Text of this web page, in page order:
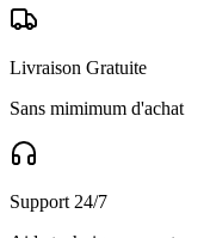
Livraison Gratuite
Sans mimimum d'achat
Support 24/7